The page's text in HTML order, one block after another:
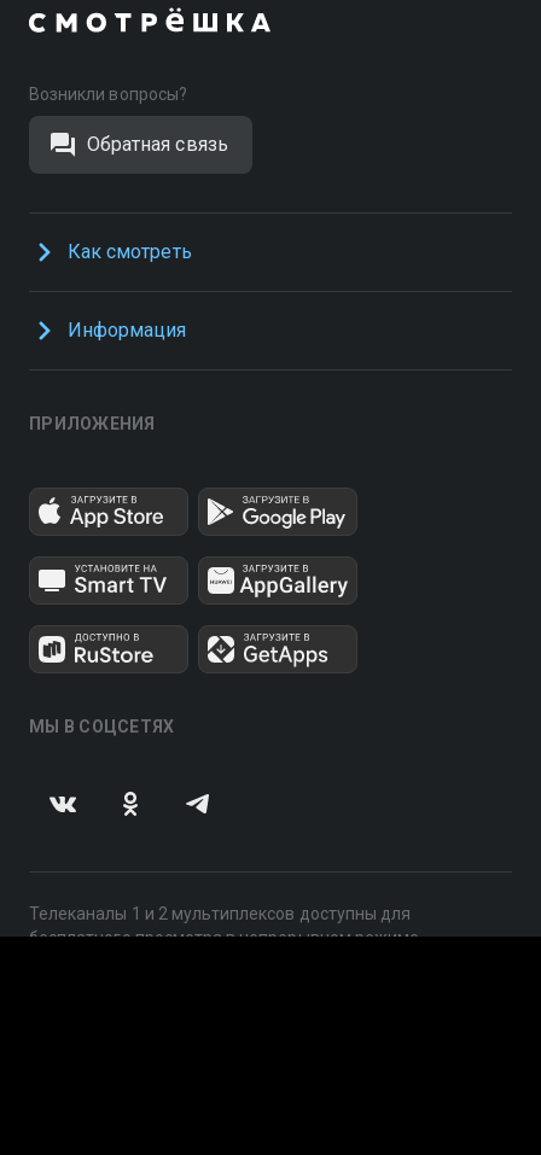
Возникли вопросы?
Обратная связь
Как смотреть
Информация
ПРИЛОЖЕНИЯ
МЫ В СОЦСЕТЯХ
Телеканалы 1 и 2 мультиплексов доступны для
бесплатного просмотра в непрерывном режиме,